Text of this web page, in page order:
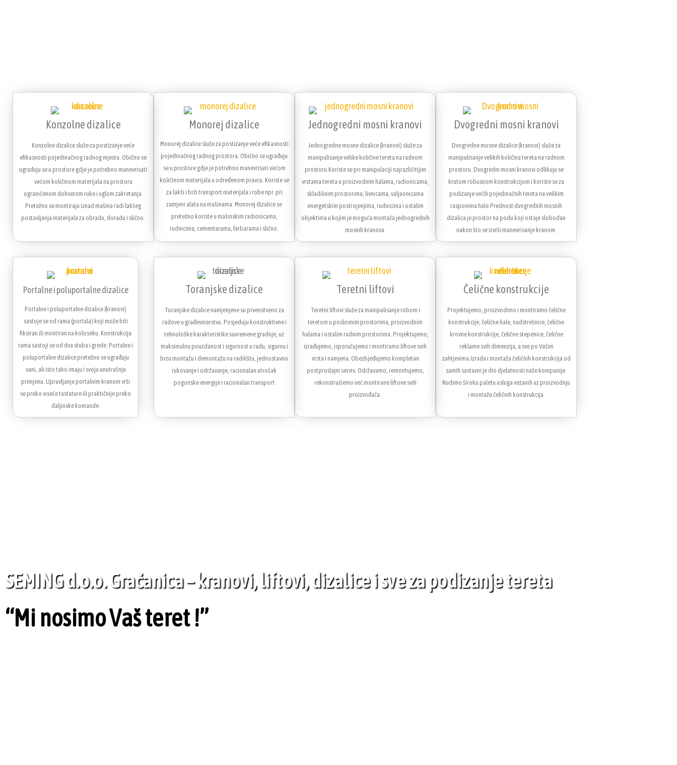
Konzolne dizalice
Konzolne dizalice služe za postizanje veće
efikasnosti pojedinačnog radnog mjesta. Obično se
ugrađuju se u prostore gdje je potrebno manevrisati
većom količinom materijala na prostoru
ograničenom dohvatom ruke i uglom zakretanja.
Pretežno se montiraju iznad mašina radi lakšeg
postavljanja materijala za obradu, doradu i slično.
Monorej dizalice
Monorej dizalice služe za postizanje veće efikasnosti
pojedinačnog radnog prostora. Obično se ugrađuju
se u prostore gdje je potrebno manevrisati većom
količinom materijala u određenom pravcu. Koriste se
za lakši i brži transport materijala i robe npr. pri
zamjeni alata na mašinama. Monorej dizalice se
pretežno koriste u mašinskim radionicama,
rudnicima, cementarama, farbarama i slično.
Jednogredni mosni kranovi
Jednogredne mosne dizalice (kranovi) služe za
manipulisanje velike količine tereta na radnom
prostoru.Koriste se pri manipulaciji najrazličitijim
vrstama tereta u proizvodnim halama, radionicama,
skladišnim prostorima, livnicama, valjaonicama
energetskim postrojenjima, rudnicima i ostalim
objektima u kojim je moguća montaža jednogrednih
mosnih kranova.
Dvogredni mosni kranovi
Dvogredne mosne dizalice (kranovi) služe za
manipulisanje velikih količina tereta na radnom
prostoru. Dvogredni mosni kranovi odlikuju se
krutom robusnom konstrukcijom i koriste se za
podizanje većih pojedinačnih tereta na velikim
rasponima hale.Prednost dvogrednih mosnih
dizalica je prostor na podu koji ostaje slobodan
nakon što se izvrši manevrisanje kranom.
Portalne i poluportalne dizalice
Portalne i poluportalne dizalice (kranovi)
sastoje se od rama (portala) koji može biti
fiksiran ili montiran na koloseku. Konstrukcija
rama sastoji se od dva stuba i grede. Portalne i
poluportalne dizalice pretežno se ugrađuju
vani, ali isto tako imaju i svoju unutrašnju
primjenu. Upravljanje portalnim kranom vrši
se preko viseće tastature ili praktičnije preko
daljinske komande.
Toranjske dizalice
Toranjske dizalice namjenjene su prvenstveno za
radove u građevinarstvu. Posjeduju konstruktivne i
tehnološke karakteristike savremene gradnje, uz
maksimalnu pouzdanost i sigurnost u radu, sigurnu i
brzu montažu i demontažu na radilištu, jednostavno
rukovanje i održavanje, racionalan utrošak
pogonske energije i racionalan transport
Teretni liftovi
Teretni liftovi služe za manipulisanje robom i
teretom u poslovnim prostorima, proizvodnim
halama i ostalim radnim prostorima. Projektujemo,
izrađujemo, isporučujemo i montiramo liftove svih
vrsta i namjena. Obezbjeđujemo kompletan
postprodajni servis. Održavamo, remontujemo,
rekonstruišemo već montirane liftove svih
proizvođača.
Čelične konstrukcije
Projektujemo, proizvodimo i montiramo čelične
konstrukcije, čelične hale, nadstrešnice, čelične
krovne konstrukcije, čelične stepenice, čelične
reklame svih dimenzija, a sve po Vašim
zahtjevima.Izrada i montaža čeličnih konstrukcija od
samih sastavni je dio djelatnosti naše kompanije.
Nudimo široku paletu usluga vezanih uz proizvodnju
i montažu čeličnih konstrukcija.
SEMING d.o.o. Gračanica – kranovi, liftovi, dizalice i sve za podizanje tereta
“Mi nosimo Vaš teret !”